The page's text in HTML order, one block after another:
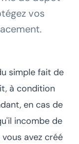
vos
simple fait de
à condition
en cas de
incombe de
avez créé